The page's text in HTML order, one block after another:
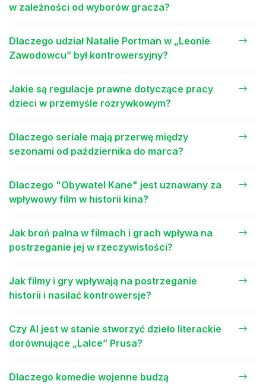
w zależności od wyborów gracza?
Dlaczego udział Natalie Portman w „Leonie
Zawodowcu” był kontrowersyjny?
Jakie są regulacje prawne dotyczące pracy
dzieci w przemyśle rozrywkowym?
Dlaczego seriale mają przerwę między
sezonami od października do marca?
Dlaczego "Obywatel Kane" jest uznawany za
wpływowy film w historii kina?
Jak broń palna w filmach i grach wpływa na
postrzeganie jej w rzeczywistości?
Jak filmy i gry wpływają na postrzeganie
historii i nasilać kontrowersje?
Czy AI jest w stanie stworzyć dzieło literackie
dorównujące „Lalce” Prusa?
Dlaczego komedie wojenne budzą